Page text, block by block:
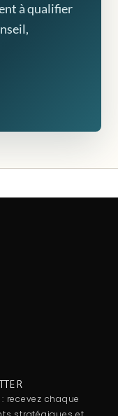
à qualifier
recevez chaque